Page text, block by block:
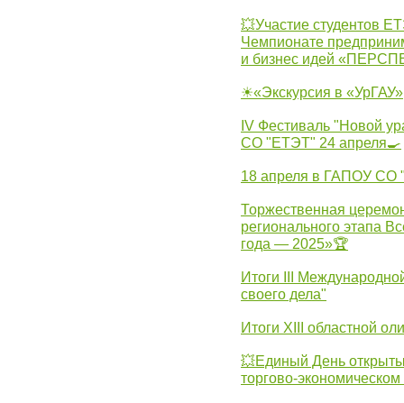
💥Участие студентов
Чемпионате
и бизнес идей
☀«Экскурсия в «УрГАУ»
IV Фестиваль "Новой
СО "ЕТЭТ" 24 апреля🍳
18 апреля в ГАПОУ СО
Торжественная
регионального этапа
года — 2025»🏆
Итоги III
своего дела"
Итоги XIII областной
💥Единый День
торгово-